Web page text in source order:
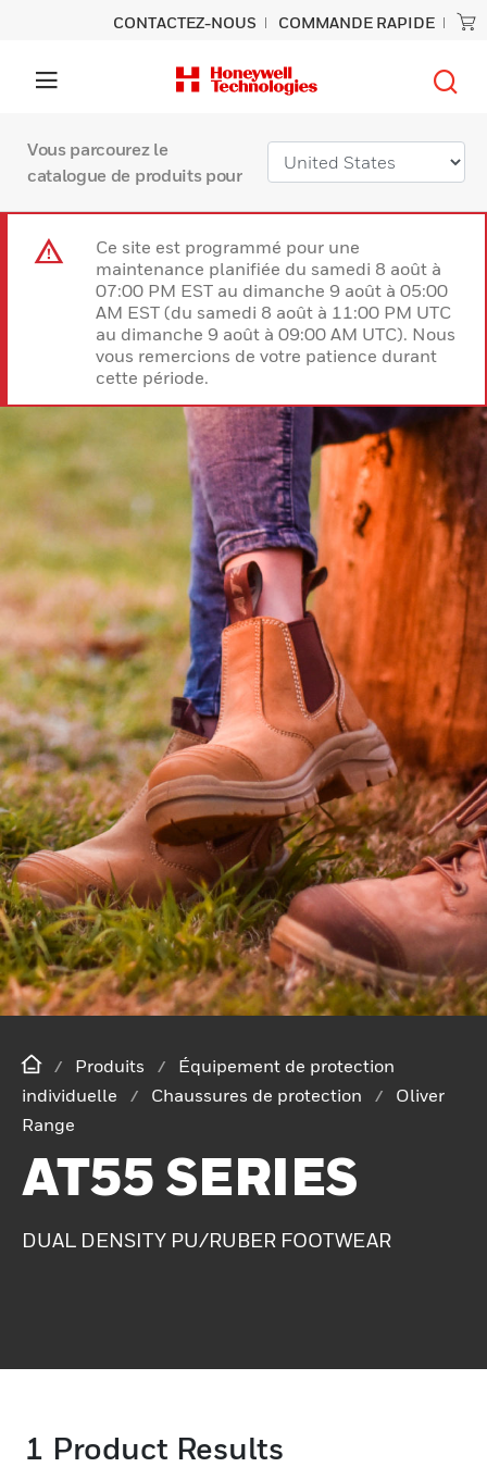
CONTACTEZ-NOUS COMMANDE RAPIDE
Vous parcourez le
catalogue de produits pour
Ce site est programmé pour une
maintenance planifiée du samedi 8 août à
07:00 PM EST au dimanche 9 août à 05:00
AM EST (du samedi 8 août à 11:00 PM UTC
au dimanche 9 août à 09:00 AM UTC). Nous
vous remercions de votre patience durant
cette période.
Produits
Équipement de protection
individuelle
Chaussures de protection
Oliver
Range
AT55 SERIES
DUAL DENSITY PU/RUBER FOOTWEAR
1 Product Results